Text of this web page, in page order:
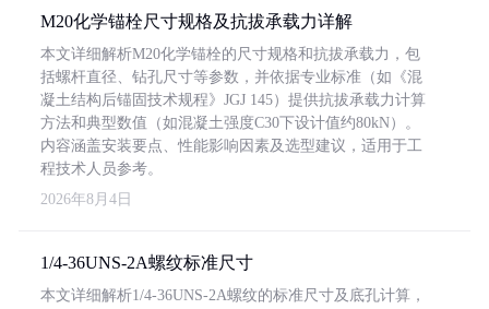
M20化学锚栓尺寸规格及抗拔承载力详解
本文详细解析M20化学锚栓的尺寸规格和抗拔承载力，包
括螺杆直径、钻孔尺寸等参数，并依据专业标准（如《混
凝土结构后锚固技术规程》JGJ 145）提供抗拔承载力计算
方法和典型数值（如混凝土强度C30下设计值约80kN）。
内容涵盖安装要点、性能影响因素及选型建议，适用于工
程技术人员参考。
2026年8月4日
1/4-36UNS-2A螺纹标准尺寸
本文详细解析1/4-36UNS-2A螺纹的标准尺寸及底孔计算，